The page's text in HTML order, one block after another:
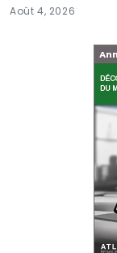
Août 4, 2026